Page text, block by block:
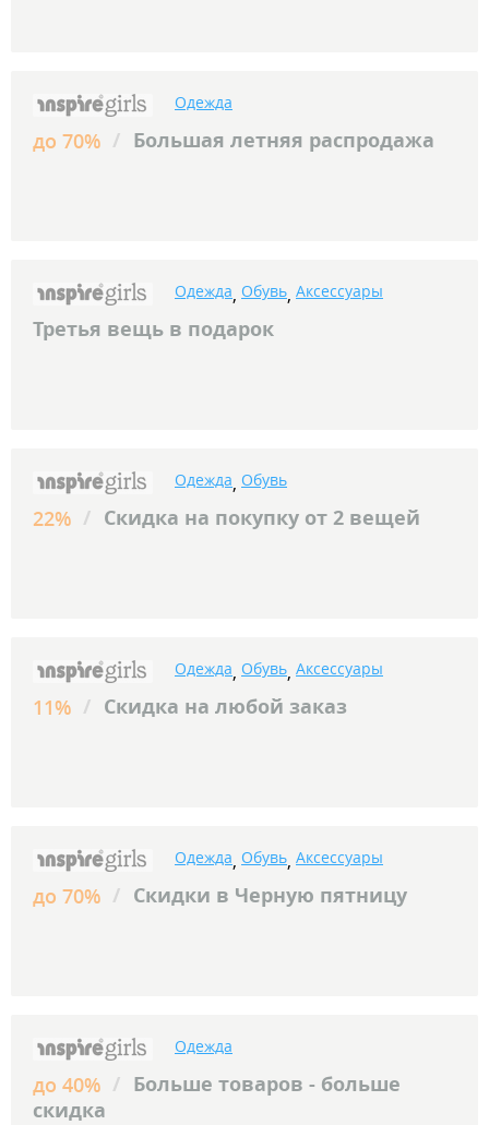
Одежда
до 70% / Большая летняя распродажа
Одежда, Обувь, Аксессуары
Третья вещь в подарок
Одежда, Обувь
22% / Скидка на покупку от 2 вещей
Одежда, Обувь, Аксессуары
11% / Скидка на любой заказ
Одежда, Обувь, Аксессуары
до 70% / Скидки в Черную пятницу
Одежда
до 40% / Больше товаров - больше
скидка